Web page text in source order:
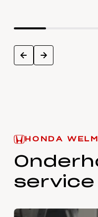
prev next
HONDA
service